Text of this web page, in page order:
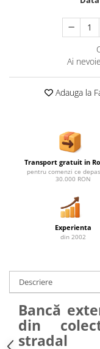
Ghivece de exterior
Ghivece din beton
Stalpi stradali
Stalpi camere video
Cismea stradala /
Magazie pubele /
Mobilier urban
Ai
Adauga la
Transport gratuit in
pentru comenzi ce
30.000 RON
Experienta
din 2002
Descriere
Bancă
din
stradal